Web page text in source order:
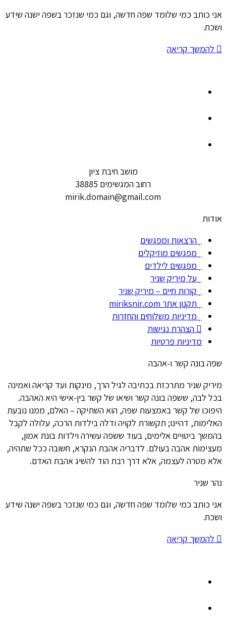
אני כותב כמי שלומד שפה חדשה, וגם כמי שנזכר בשפה ישנה שידע
ושכח.
להמשך קריאה
מושב חיבת ציון
רחוב המגשימים 38885
mirik.domain@gmail.com
אודות
הרצאות ומפגשים
מפגשים מוזיקלים
מפגשים לילדים
על מיריק שניר
קורות חיים – מיריק שניר
תקנון אתר miriksnir.com
מדיניות משלוחים והחזרות
הצהרת נגישות
מדיניות פרטיות
שפה בונה קשר ו-אהבה
מיריק שניר מתרכזת בכתיבה לגיל הרך, מינקות ועד קריאה ואמינה
בכל לבה, ששפה בונה קשר ושיאו של קשר בין-אישי היא האהבה.
היפוכו של קשר באמצעות שפה, הוא השתיקה – האלם, ממנו נובעת
האלימות, דהיינו; תקשורת לקויה ודלה בילדות הרכה, עלולה לקבל
בהמשך ביטויים אלימים, בעוד ששפה עשירה וילדות בונת אמון,
מעצימות אהבה בעולם. לדבריה אהבת הנקרא, חשובה ככל שתהיה,
אלא מטרה לעצמה, אלא דרך רבת הוד להשיג אהבת האדם.
נהר שניר
אני כותב כמי שלומד שפה חדשה, וגם כמי שנזכר בשפה ישנה שידע
ושכח.
להמשך קריאה